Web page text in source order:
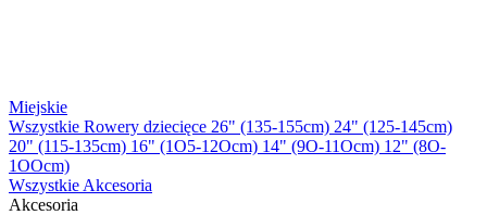
Miejskie
Wszystkie Rowery dziecięce 26" (135-155cm) 24" (125-145cm)
20" (115-135cm) 16" (1O5-12Ocm) 14" (9O-11Ocm) 12" (8O-
1OOcm)
Wszystkie Akcesoria
Akcesoria